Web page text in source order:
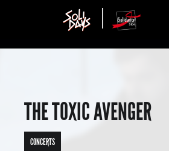
THE TOXIC AVENGER
CONCERTS